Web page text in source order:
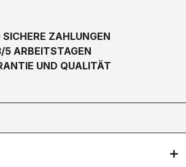
SICHERE ZAHLUNGEN
5 ARBEITSTAGEN
UND QUALITÄT